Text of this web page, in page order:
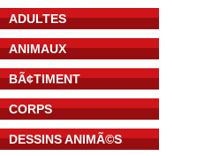
ADULTES
ANIMAUX
BÃ¢TIMENT
CORPS
DESSINS ANIMÃ©S